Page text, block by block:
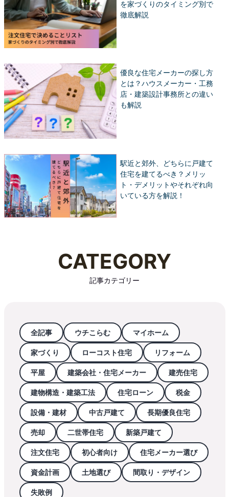
を家づくりのタイミング別で
徹底解説
優良な住宅メーカーの探し方
とは？ハウスメーカー・工務
店・建築設計事務所との違い
も解説
駅近と郊外、どちらに戸建て
住宅を建てるべき？メリッ
ト・デメリットやそれぞれ向
いている方を解説！
CATEGORY
記事カテゴリー
全記事 ウチこらむ マイホーム
家づくり ローコスト住宅 リフォーム
平屋 建築会社・住宅メーカー 建売住宅
建物構造・建築工法 住宅ローン 税金
設備・建材 中古戸建て 長期優良住宅
売却 二世帯住宅 新築戸建て
注文住宅 初心者向け 住宅メーカー選び
資金計画 土地選び 間取り・デザイン
失敗例